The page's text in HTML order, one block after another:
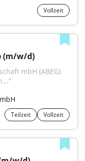
Vollzeit
(m/w/d)
mbH (ABEG)
Teilzeit Vollzeit